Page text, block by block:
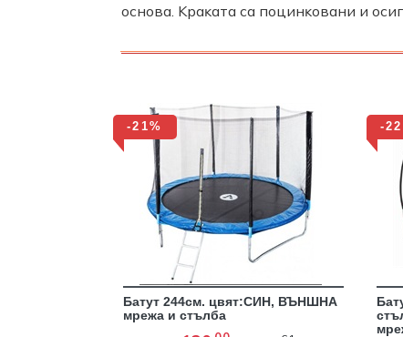
ocнoвa. Kpaĸaтa ca пoцинĸoвaни и
-21%
Батут 244см. цвят:СИН, ВЪНШНА
мрежа и стълба
-